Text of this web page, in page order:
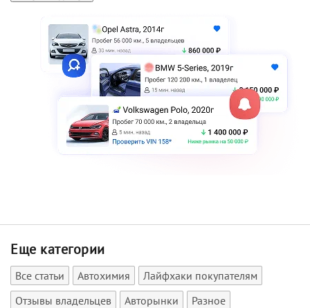
Еще категории
Все статьи Автохимия
Лайфхаки покупателям
Отзывы владельцев
Авторынки
Разное